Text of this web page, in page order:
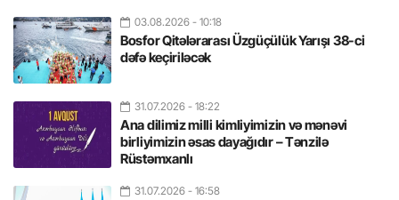
03.08.2026 - 10:18
Bosfor Qitələrarası Üzgüçülük Yarışı 38-ci
dəfə keçiriləcək
31.07.2026 - 18:22
Ana dilimiz milli kimliyimizin və mənəvi
birliyimizin əsas dayağıdır – Tənzilə
Rüstəmxanlı
31.07.2026 - 16:58